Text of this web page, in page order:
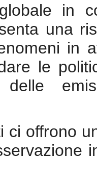
in
una
in
le
delle
ci offrono